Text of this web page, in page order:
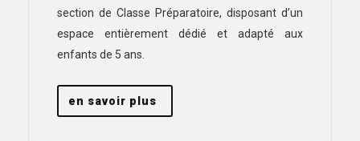
section de Classe Préparatoire, disposant d’un
espace entièrement dédié et adapté aux
enfants de 5 ans.
en savoir plus
savoir